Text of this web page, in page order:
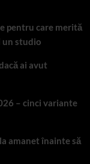
pentru care merită
un studio
ai avut
– cinci variante
amanet înainte să